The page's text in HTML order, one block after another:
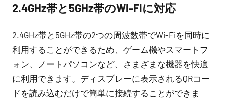
2.4GHz帯と5GHz帯のWi-Fiに対応
2.4GHz帯と5GHz帯の2つの周波数帯でWi-Fiを同時に
利用することができるため、ゲーム機やスマートフ
ォン、ノートパソコンなど、さまざまな機器を快適
に利用できます。ディスプレーに表示されるQRコー
ドを読み込むだけで簡単に接続することができま